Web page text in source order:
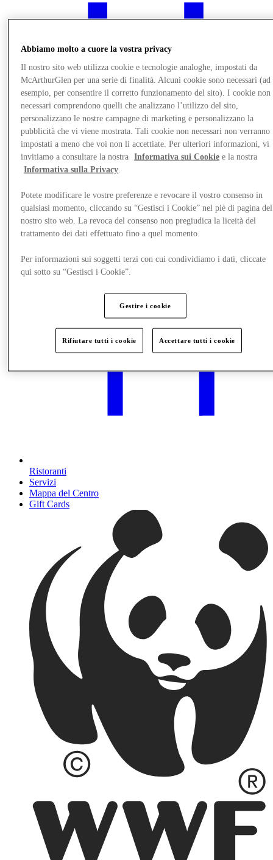
Novità
Ristoranti
Servizi
Mappa del Centro
Gift Cards
Abbiamo molto a cuore la vostra privacy
Il nostro sito web utilizza cookie e tecnologie analoghe, impostati da
McArthurGlen per una serie di finalità. Alcuni cookie sono necessari (ad
esempio, per consentire il corretto funzionamento del sito). I cookie non
necessari comprendono quelli che analizzano l’utilizzo del sito,
personalizzano le nostre campagne di marketing e personalizzano la
pubblicità che vi viene mostrata. Tali cookie non necessari non verranno
impostati a meno che voi non li accettiate. Per ulteriori informazioni, vi
invitiamo a consultare la nostra
Informativa sui Cookie e la nostra
Informativa sulla Privacy
Potete modificare le vostre preferenze e revocare il vostro consenso in
qualsiasi momento, cliccando su “Gestisci i Cookie” nel piè di pagina del
nostro sito web. La revoca del consenso non pregiudica la liceità del
trattamento dei dati effettuato fino a quel momento.
Per informazioni sui soggetti terzi con cui condividiamo i dati, cliccate
qui sotto su “Gestisci i Cookie”.
Gestire i cookie
Rifiutare tutti i cookie Accettare tutti i cookie